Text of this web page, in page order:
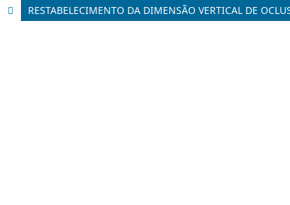
RESTABELECIMENTO DA DIMENSÃO VERTICAL DE